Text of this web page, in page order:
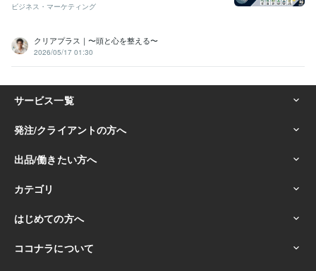
ビジネス・マーケティング
クリアプラス｜〜頭と心を整える〜
2026/05/17 01:30